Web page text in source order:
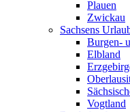
Plauen
Zwickau
Sachsens
Burgen-
Elbland
Vogtland